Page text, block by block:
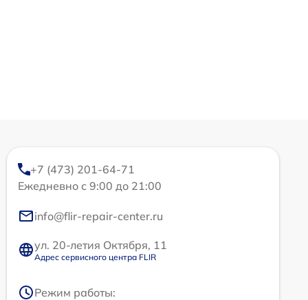
+7 (473) 201-64-71
Ежедневно с 9:00 до 21:00
info@flir-repair-center.ru
ул. 20-летия Октября, 11
Адрес сервисного центра FLIR
Режим работы: